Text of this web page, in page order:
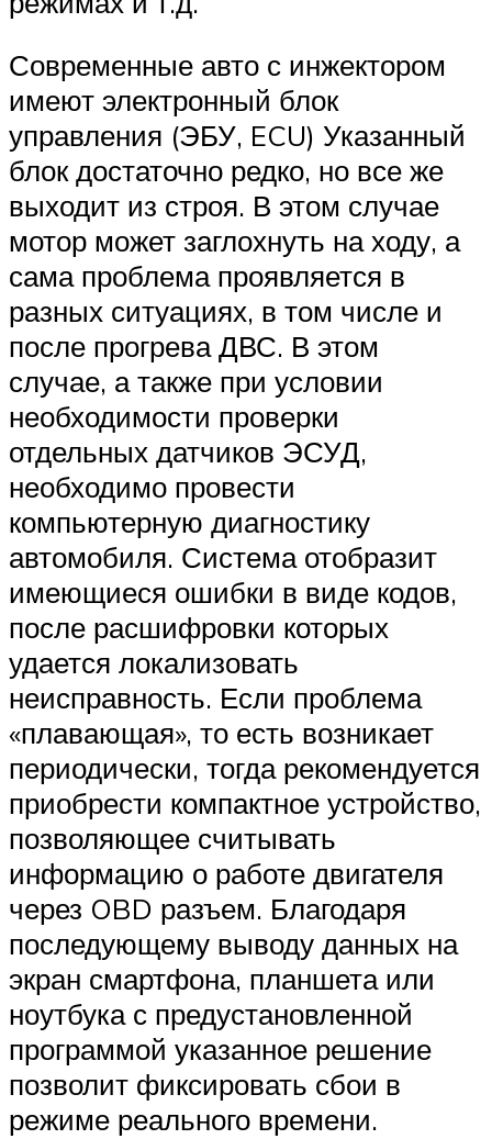
Современные авто с инжектором
имеют электронный блок
управления (ЭБУ, ECU) Указанный
блок достаточно редко, но все же
выходит из строя. В этом случае
мотор может заглохнуть на ходу, а
сама проблема проявляется в
разных ситуациях, в том числе и
после прогрева ДВС. В этом
случае, а также при условии
необходимости проверки
отдельных датчиков ЭСУД,
необходимо провести
компьютерную диагностику
автомобиля. Система отобразит
имеющиеся ошибки в виде кодов,
после расшифровки которых
удается локализовать
неисправность. Если проблема
«плавающая», то есть возникает
периодически, тогда рекомендуется
приобрести компактное устройство,
позволяющее считывать
информацию о работе двигателя
через OBD разъем. Благодаря
последующему выводу данных на
экран смартфона, планшета или
ноутбука с предустановленной
программой указанное решение
позволит фиксировать сбои в
режиме реального времени.